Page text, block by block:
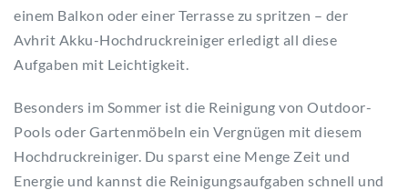
einem Balkon oder einer Terrasse zu spritzen – der
Avhrit Akku-Hochdruckreiniger erledigt all diese
Aufgaben mit Leichtigkeit.
Besonders im Sommer ist die Reinigung von Outdoor-
Pools oder Gartenmöbeln ein Vergnügen mit diesem
Hochdruckreiniger. Du sparst eine Menge Zeit und
Energie und kannst die Reinigungsaufgaben schnell und